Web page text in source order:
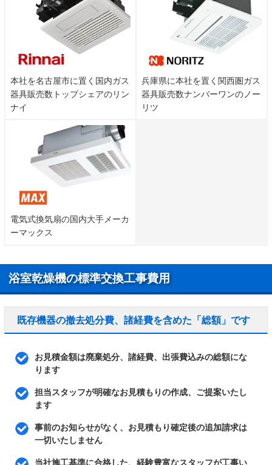
本社を名古屋市に置く国内ガス
器具販売数トップシェアのリン
ナイ
兵庫県に本社を置く関西圏ガス
器具販売数ナンバーワンのノー
リツ
電気式換気扇の国内大手メーカ
ーマックス
浴室乾燥機の標準交換工事費用
既存機器の撤去処分費、諸経費を含めた「総額」です
お見積金額は廃棄処分、諸経費、出張費込みの総額にな
ります
担当スタッフが明確なお見積もりの作成、ご提案いたし
ます
事前のお知らせがなく、お見積もり確定後の追加請求は
一切いたしません
当社施工基準に合格した、経験豊富なスタッフが工事い